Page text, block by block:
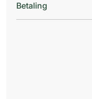
Betaling